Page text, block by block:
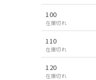
100
在庫切れ
110
在庫切れ
120
在庫切れ